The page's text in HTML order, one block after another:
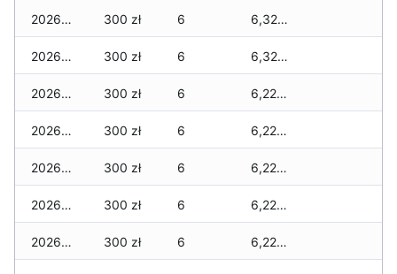
2026-05-19 300 zł 6 6,320 zł
2026-05-18 300 zł 6 6,320 zł
2026-05-17 300 zł 6 6,220 zł
2026-05-16 300 zł 6 6,220 zł
2026-05-15 300 zł 6 6,220 zł
2026-05-14 300 zł 6 6,220 zł
2026-05-13 300 zł 6 6,220 zł